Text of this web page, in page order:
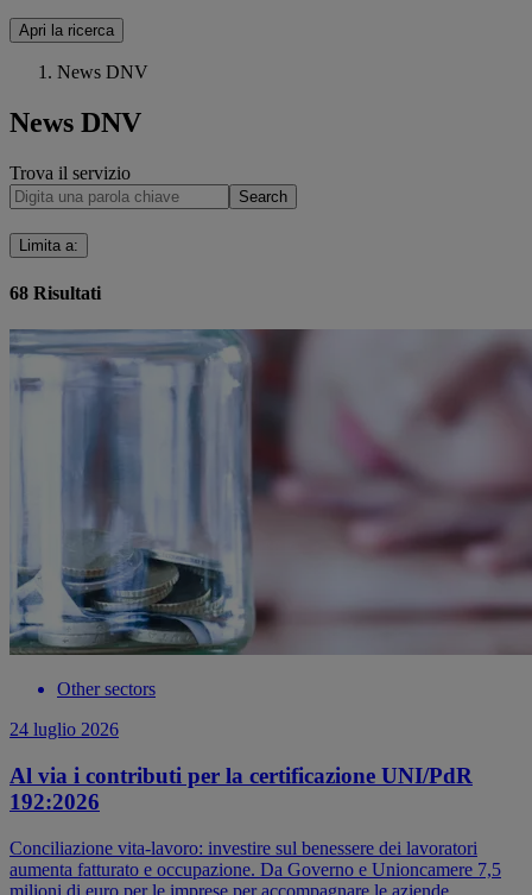
Apri la ricerca
News DNV
News DNV
Trova il servizio
Search
Limita a:
68 Risultati
Other sectors
24 luglio 2026
Al via i contributi per la certificazione UNI/PdR
192:2026
Conciliazione vita-lavoro: investire sul benessere dei lavoratori
aumenta fatturato e occupazione. Da Governo e Unioncamere 7,5
milioni di euro per le imprese per accompagnare le aziende